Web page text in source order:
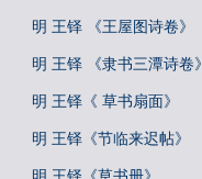
明 王铎 《王屋图诗卷》
明 王铎 《隶书三潭诗卷》
明 王铎《 草书扇面》
明 王铎《节临来迟帖》